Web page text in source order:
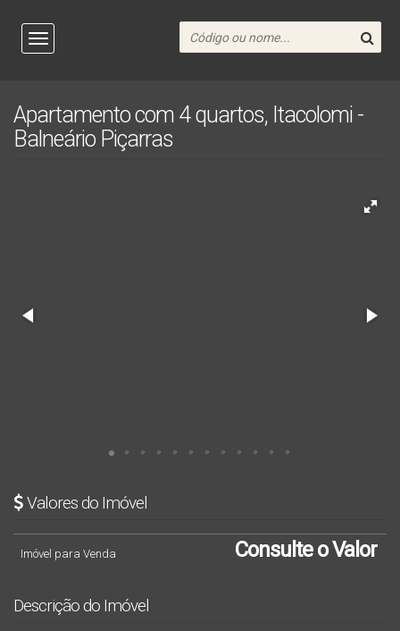
Apartamento com 4 quartos, Itacolomi -
Balneário Piçarras
Valores do Imóvel
Consulte o Valor
Imóvel para Venda
Descrição do Imóvel